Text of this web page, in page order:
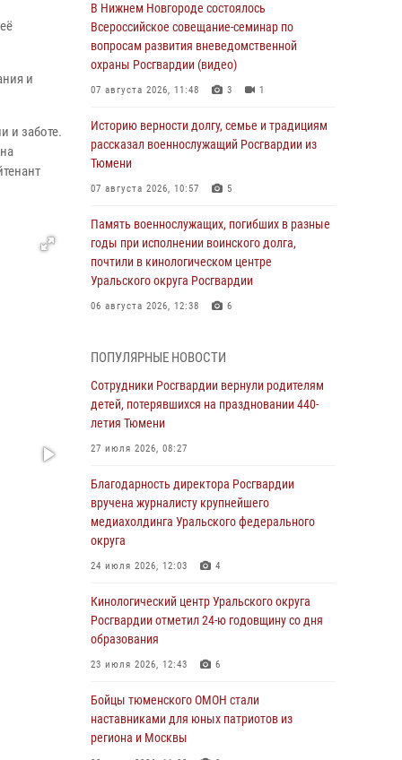
и
и заботе.
В Нижнем Новгороде состоялось
Всероссийское совещание-семинар по
вопросам развития вневедомственной
охраны Росгвардии (видео)
07 августа 2026, 11:48 3 1
Историю верности долгу, семье и традициям
рассказал военнослужащий Росгвардии из
Тюмени
07 августа 2026, 10:57 5
Память военнослужащих, погибших в разные
годы при исполнении воинского долга,
почтили в кинологическом центре
Уральского округа Росгвардии
06 августа 2026, 12:38 6
знакомят детей со своей службой и
напоминают о мерах безопасности
06 августа 2026, 12:33 2
области» в рамках акции «Храним огонь
06 августа 2026, 04:41 3
Росгвардейцы в Тюменской области почтили
Яковлева
05 августа 2026, 11:03 4
В Тюмени офицер Росгвардии в радиоэфире
владения оружием
05 августа 2026, 09:56 2
Военнослужащие Росгвардии сбили дрон-
ПОПУЛЯРНЫЕ НОВОСТИ
Сотрудники Росгвардии вернули родителям
детей, потерявшихся на праздновании 440-
летия Тюмени
27 июля 2026, 08:27
Благодарность директора Росгвардии
вручена журналисту крупнейшего
медиахолдинга Уральского федерального
округа
24 июля 2026, 12:03 4
Кинологический центр Уральского округа
Росгвардии отметил 24-ю годовщину со дня
образования
23 июля 2026, 12:43 6
Бойцы тюменского ОМОН стали
наставниками для юных патриотов из
региона и Москвы